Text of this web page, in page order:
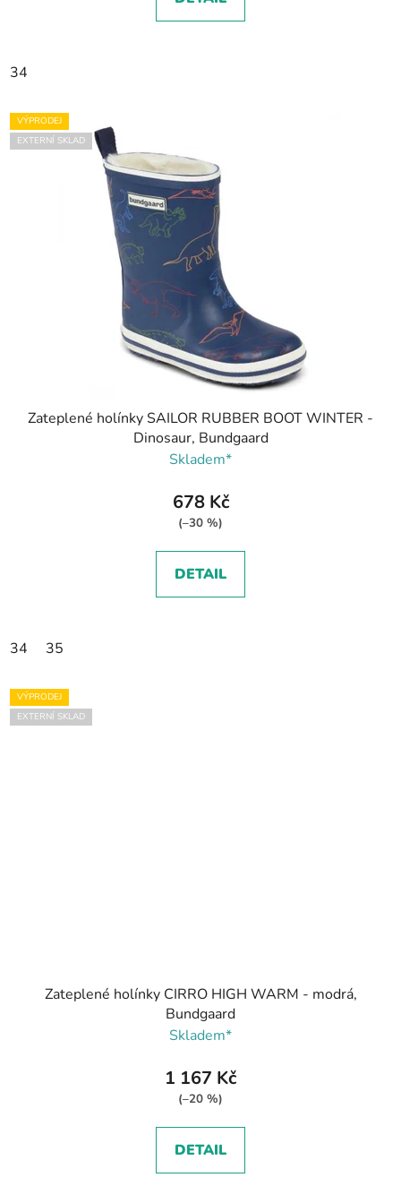
34
VÝPRODEJ
EXTERNÍ SKLAD
Zateplené holínky SAILOR RUBBER BOOT WINTER -
Dinosaur, Bundgaard
Skladem*
678 Kč
(–30 %)
DETAIL
34 35
VÝPRODEJ
EXTERNÍ SKLAD
Zateplené holínky CIRRO HIGH WARM - modrá,
Bundgaard
Skladem*
1 167 Kč
(–20 %)
DETAIL